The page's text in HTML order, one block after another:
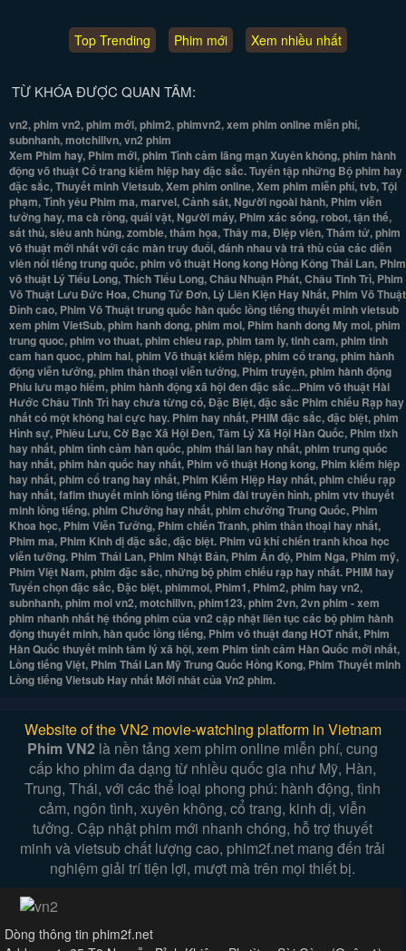
Top Trending Phim mới Xem nhiều nhất
TỪ KHÓA ĐƯỢC QUAN TÂM:
vn2, phim vn2, phim mới, phim2, phimvn2, xem phim online miễn phí,
subnhanh, motchillvn, vn2 phim
Xem Phim hay, Phim mới, phim Tình cảm lãng mạn Xuyên không, phim hành
động võ thuật Cổ trang kiếm hiệp hay đặc sắc. Tuyển tập những Bộ phim hay
đặc sắc, Thuyết minh Vietsub, Xem phim online, Xem phim miễn phí, tvb, Tội
phạm, Tình yêu Phim ma, marvel, Cảnh sát, Người ngoài hành, Phim viễn
tưởng hay, ma cà rồng, quái vật, Người máy, Phim xác sống, robot, tận thế,
sát thủ, siêu anh hùng, zombie, thảm họa, Thây ma, Điệp viên, Thám tử, phim
võ thuật mới nhất với các màn truy đuổi, đánh nhau và trả thù của các diễn
viên nổi tiếng trung quốc, phim võ thuật Hong kong Hồng Kông Thái Lan, Phim
võ thuật Lý Tiểu Long, Thích Tiểu Long, Châu Nhuận Phát, Châu Tinh Trì, Phim
Võ Thuật Lưu Đức Hoa, Chung Tử Đơn, Lý Liên Kiện Hay Nhất, Phim Võ Thuật
Đỉnh cao, Phim Võ Thuật trung quốc hàn quốc lồng tiếng thuyết minh vietsub
xem phim VietSub, phim hanh dong, phim moi, Phim hanh dong My moi, phim
trung quoc, phim vo thuat, phim chieu rap, phim tam ly, tinh cam, phim tinh
cam han quoc, phim hai, phim Võ thuật kiếm hiệp, phim cổ trang, phim hành
động viễn tưởng, phim thần thoại viễn tưởng, Phim truyện, phim hành động
Phiu lưu mạo hiểm, phim hành động xã hội đen đặc sắc...Phim võ thuật Hài
Hước Châu Tinh Trì hay chưa từng có, Đặc Biệt, đặc sắc Phim chiếu Rạp hay
nhất có một không hai cực hay. Phim hay nhất, PHIM đặc sắc, đặc biệt, phim
Hình sự, Phiêu Lưu, Cờ Bạc Xã Hội Đen, Tâm Lý Xã Hội Hàn Quốc, Phim tlxh
hay nhất, phim tình cảm hàn quốc, phim thái lan hay nhất, phim trung quốc
hay nhất, phim hàn quốc hay nhất, Phim võ thuật Hong kong, Phim kiếm hiệp
hay nhất, phim cổ trang hay nhất, Phim Kiếm Hiệp Hay nhất, phim chiếu rạp
hay nhất, fafim thuyết minh lồng tiếng Phim đài truyền hình, phim vtv thuyết
minh lồng tiếng, phim Chưởng hay nhất, phim chưởng Trung Quốc, Phim
Khoa học, Phim Viễn Tưởng, Phim chiến Tranh, phim thần thoại hay nhất,
Phim ma, Phim Kinh dị đặc sắc, đặc biệt. Phim vũ khí chiến tranh khoa học
viễn tưỡng. Phim Thái Lan, Phim Nhật Bản, Phim Ấn độ, Phim Nga, Phim mỹ,
Phim Việt Nam, phim đặc sắc, những bộ phim chiếu rạp hay nhất. PHIM hay
Tuyển chọn đặc sắc, Đặc biệt, phimmoi, Phim1, Phim2, phim hay vn2,
subnhanh, phim moi vn2, motchillvn, phim123, phim 2vn, 2vn phim - xem
phim nhanh nhất hệ thống phim của vn2 cập nhật liên tục các bộ phim hành
động thuyết minh, hàn quốc lồng tiếng, Phim võ thuật đang HOT nhất, Phim
Hàn Quốc thuyết minh tâm lý xã hội, xem Phim tình cảm Hàn Quốc mới nhất,
Lồng tiếng Việt, Phim Thái Lan Mỹ Trung Quốc Hồng Kong, Phim Thuyết minh
Lồng tiếng Vietsub Hay nhất Mới nhât của Vn2 phim.
Website of the VN2 movie-watching platform in Vietnam
Phim VN2 là nền tảng xem phim online miễn phí, cung
cấp kho phim đa dạng từ nhiều quốc gia như Mỹ, Hàn,
Trung, Thái, với các thể loại phong phú: hành động, tình
cảm, ngôn tình, xuyên không, cổ trang, kinh dị, viễn
tưởng. Cập nhật phim mới nhanh chóng, hỗ trợ thuyết
minh và vietsub chất lượng cao, phim2f.net mang đến trải
nghiệm giải trí tiện lợi, mượt mà trên mọi thiết bị.
Dòng thông tin phim2f.net